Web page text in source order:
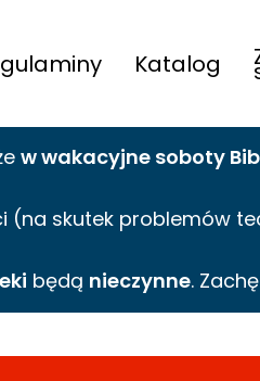
Katalog
w wakacyjne soboty
skutek problemów
będą nieczynne.